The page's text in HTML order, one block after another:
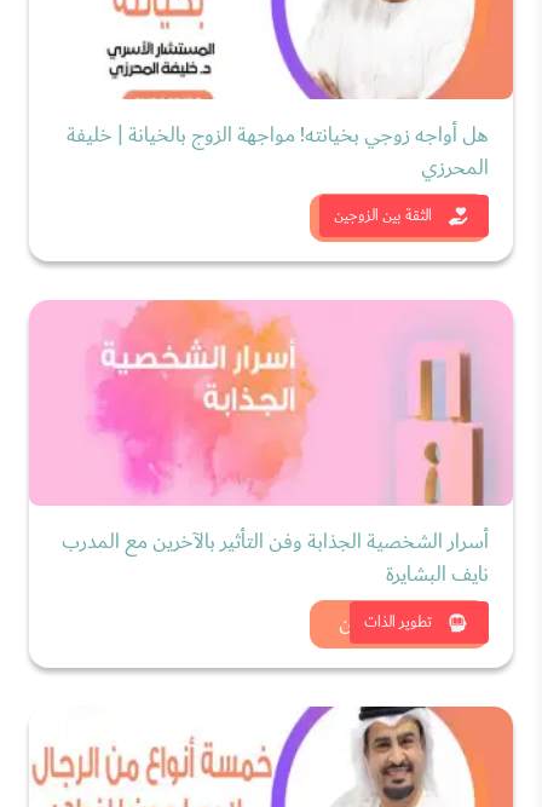
الثقة بين الزوجين
هل أواجه زوجي بخيانته! مواجهة الزوج بالخيانة | خليفة
المحرزي
شاهد الان
تطوير الذات
أسرار الشخصية الجذابة وفن التأثير بالآخرين مع المدرب
نايف البشايرة
شاهد الان